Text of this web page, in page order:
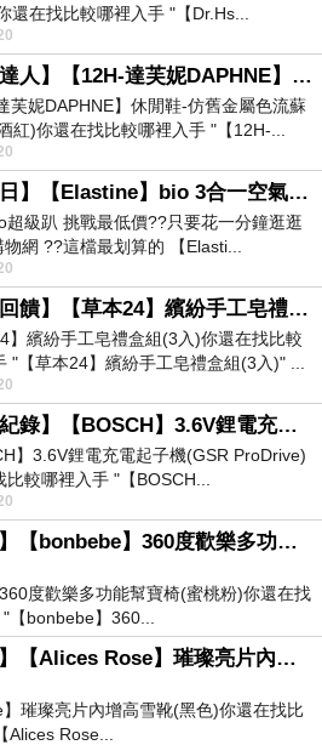
還在找比較哪裡入手 "【Dr.Hs...
【省錢達人】【12H-達芙妮DAPHNE】休閒鞋-仿舊金屬色流蘇懶人鞋(酒紅)
芙妮DAPHNE】休閒鞋-仿舊金屬色流蘇
紅)你還在找比較哪裡入手 "【12H-...
【瘋搶日】【Elastine】bio 3合一空氣感護髮精華(粉蒼蘭)↓最新↓
超級趴 挑戰最低價??只要花一分鐘逛逛
網 ??這檔最划算的 【Elasti...
【現金回饋】【草本24】繽紛手工皂禮盒組(3入)
】繽紛手工皂禮盒組(3入)你還在找比較
"【草本24】繽紛手工皂禮盒組(3入)" ...
【敗家紀錄】【BOSCH】3.6V鋰電充電起子機(GSR ProDrive)
】3.6V鋰電充電起子機(GSR ProDrive)
比較哪裡入手 "【BOSCH...
【暢銷排行】【bonbebe】360度歡樂多功能幫寶椅(蜜桃粉)
360度歡樂多功能幫寶椅(蜜桃粉)你還在找
【bonbebe】360...
【本館熱銷】【Alices Rose】璀璨亮片內增高雪靴(黑色)
】璀璨亮片內增高雪靴(黑色)你還在找比
Rose...